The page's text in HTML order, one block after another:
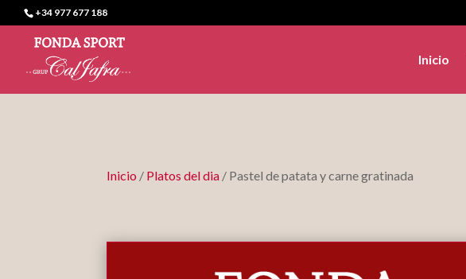
+34 977 677 188
Inicio
Inicio / Platos del dia / Pastel de patata y carne gratinada